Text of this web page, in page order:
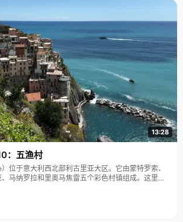
13:28
：五渔村
位于意大利西北部利古里亚大区。它由蒙特罗索、
马纳罗拉和里奥马焦雷五个彩色村镇组成。这里依
1997年被列为世界文化遗产。